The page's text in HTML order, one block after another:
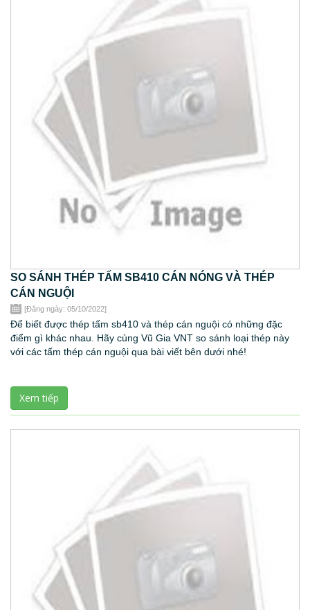
SO SÁNH THÉP TẤM SB410 CÁN NÓNG VÀ THÉP
CÁN NGUỘI
[Đăng ngày: 05/10/2022]
Để biết được thép tấm sb410 và thép cán nguội có những đặc
điểm gì khác nhau. Hãy cùng Vũ Gia VNT so sánh loại thép này
với các tấm thép cán nguội qua bài viết bên dưới nhé!
Xem tiếp